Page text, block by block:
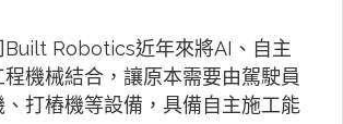
Built Robotics近年來將AI、自主
機械結合，讓原本需要由駕駛員
打樁機等設備，具備自主施工能